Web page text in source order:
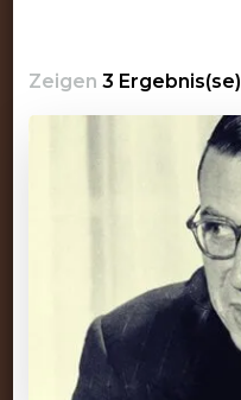
Zeigen 3 Ergebnis(se)